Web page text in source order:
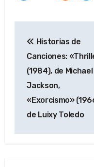
de
entradas
Historias de
Canciones:
(1984), de Michael
Jackson,
«Exorcismo»
de Luixy Toledo